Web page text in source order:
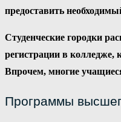
предоставить
Студенческие городки
регистрации в колледже,
Впрочем, многие
Программы